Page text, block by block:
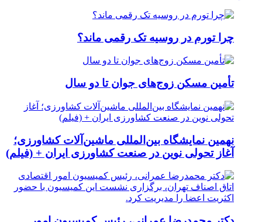
چرا تورم در روسیه تک رقمی ماند؟
تأمین مسکن زوج‌های جوان تا دو سال
نهمین نمایشگاه بین‌المللی ماشین‌آلات کشاورزی؛
آغاز تحولی نوین در صنعت کشاورزی ایران + (فیلم)